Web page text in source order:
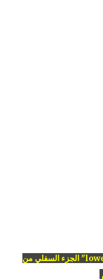
يوم السبت - تمارين "lower body" الجزء السفلي من